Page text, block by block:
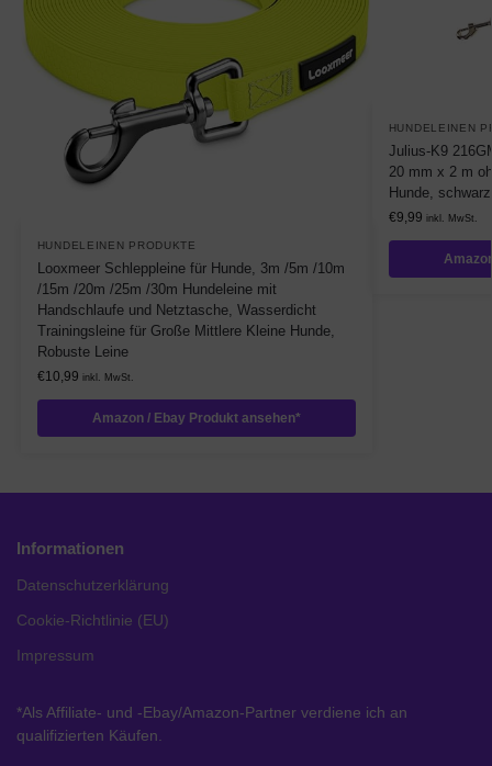
HUNDELEINEN PRODUKTE
Looxmeer Schleppleine für Hunde, 3m /5m /10m
/15m /20m /25m /30m Hundeleine mit
Handschlaufe und Netztasche, Wasserdicht
Trainingsleine für Große Mittlere Kleine Hunde,
Robuste Leine
€10,99 inkl. MwSt.
Amazon / Ebay Produkt ansehen*
HUNDELEINEN
Julius-K9
20 mm x 2 m
Hunde,
€9,99 inkl. MwSt.
Informationen
Datenschutzerklärung
Cookie-Richtlinie (EU)
Impressum
*Als Affiliate- und -Ebay/Amazon-Partner verdiene ich an
qualifizierten Käufen.